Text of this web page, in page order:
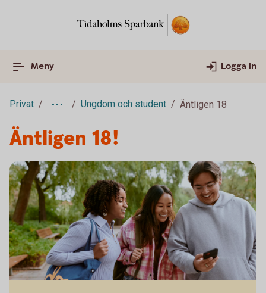
Meny Logga in
Privat Ungdom och student Äntligen 18
Äntligen 18!